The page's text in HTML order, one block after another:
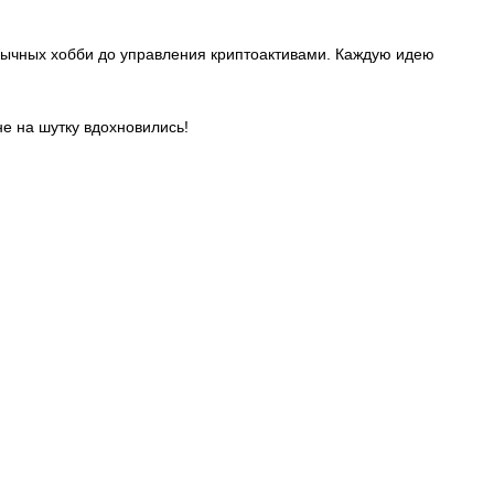
хобби до управления криптоактивами. Каждую идею
на шутку вдохновились!